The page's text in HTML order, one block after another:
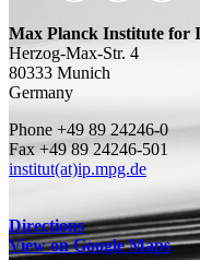
Max Planck Institute for
Herzog-Max-Str. 4
80333 Munich
Germany
Phone +49 89 24246-0
Fax +49 89 24246-501
institut(at)ip.mpg.de
Directions
View on Google Maps